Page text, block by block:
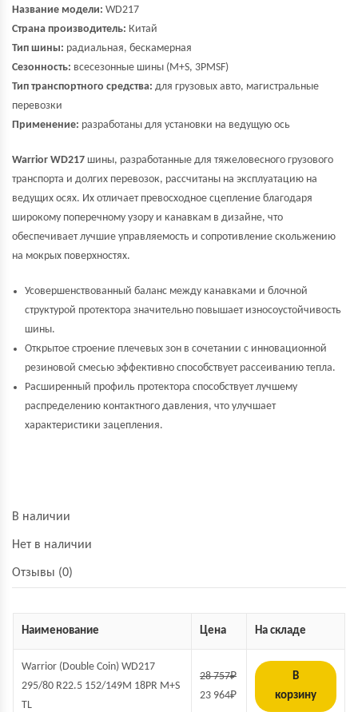
Название модели: WD217
Страна производитель: Китай
Тип шины: радиальная, бескамерная
Сезонность: всесезонные шины (M+S, 3PMSF)
Тип транспортного средства: для грузовых авто, магистральные
перевозки
Применение: разработаны для установки на ведущую ось
Warrior WD217 шины, разработанные для тяжеловесного грузового
транспорта и долгих перевозок, рассчитаны на эксплуатацию на
ведущих осях. Их отличает превосходное сцепление благодаря
широкому поперечному узору и канавкам в дизайне, что
обеспечивает лучшие управляемость и сопротивление скольжению
на мокрых поверхностях.
Усовершенствованный баланс между канавками и блочной
структурой протектора значительно повышает износоустойчивость
шины.
Открытое строение плечевых зон в сочетании с инновационной
резиновой смесью эффективно способствует рассеиванию тепла.
Расширенный профиль протектора способствует лучшему
распределению контактного давления, что улучшает
характеристики зацепления.
В наличии
Нет в наличии
Отзывы (0)
Наименование Цена На складе
Warrior (Double Coin) WD217
295/80 R22.5 152/149M 18PR M+S
TL
28 757₽
23 964₽
В
корзину